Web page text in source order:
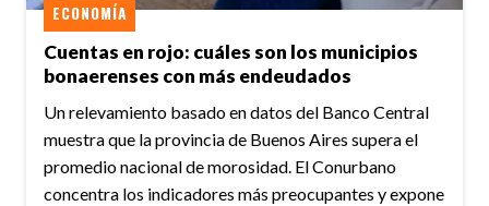
Cuentas en rojo: cuáles son los municipios
bonaerenses con más endeudados
ECONOMÍA
Un relevamiento basado en datos del Banco Central
muestra que la provincia de Buenos Aires supera el
promedio nacional de morosidad. El Conurbano
concentra los indicadores más preocupantes y expone